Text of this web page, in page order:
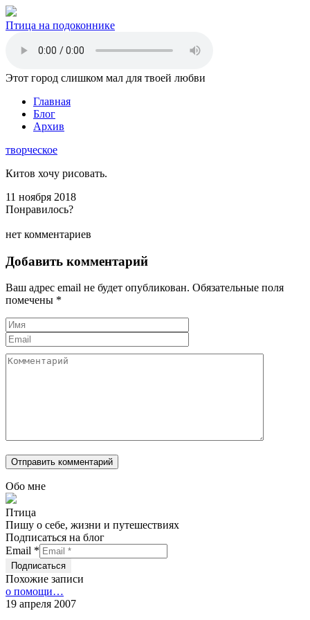
Птица на подоконнике
Этот город слишком мал для твоей любви
Главная
Блог
Архив
творческое
Китов хочу рисовать.
11 ноября 2018
Понравилось?
нет комментариев
Добавить комментарий
Ваш адрес email не будет опубликован. Обязательные поля
помечены *
Обо мне
Птица
Пишу о себе, жизни и путешествиях
Подписаться на блог
Email *
Похожие записи
о помощи…
19 апреля 2007